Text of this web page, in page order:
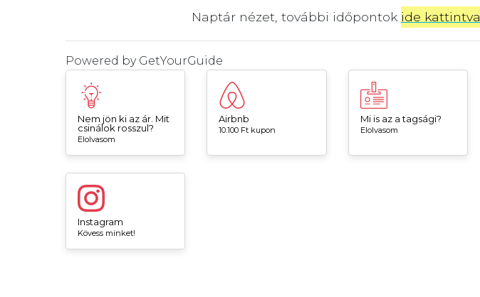
Naptár nézet, további időpontok ide kattintva
Powered by GetYourGuide
Nem jön ki az ár. Mit
csinálok rosszul?
Elolvasom
Airbnb
10.100 Ft kupon
Mi is az a tagsági?
Elolvasom
Instagram
Kövess minket!